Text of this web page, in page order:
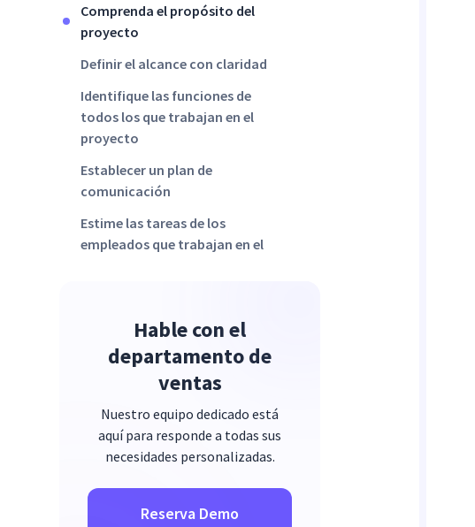
Comprenda el propósito del
proyecto
Definir el alcance con claridad
Identifique las funciones de
todos los que trabajan en el
proyecto
Establecer un plan de
comunicación
Estime las tareas de los
empleados que trabajan en el
presupuestación
Establezca el plan del proyecto
Participación de las partes
Finalizando
Hable con el
departamento de
ventas
Nuestro equipo dedicado está
aquí para responde a todas sus
necesidades personalizadas.
Reserva Demo